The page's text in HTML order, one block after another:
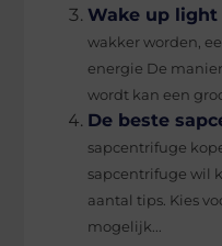
Wake up light
wakker worden,
energie De
wordt kan een
De beste
sapcentrifuge
sapcentrifuge wil
aantal tips. Kies
mogelijk...